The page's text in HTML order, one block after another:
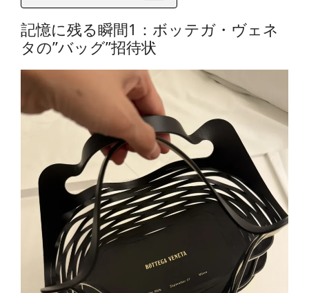
記憶に残る瞬間1：ボッテガ・ヴェネ
タの”バッグ”招待状